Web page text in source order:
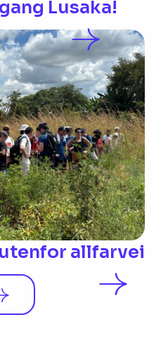
Lusaka!
allfarvei